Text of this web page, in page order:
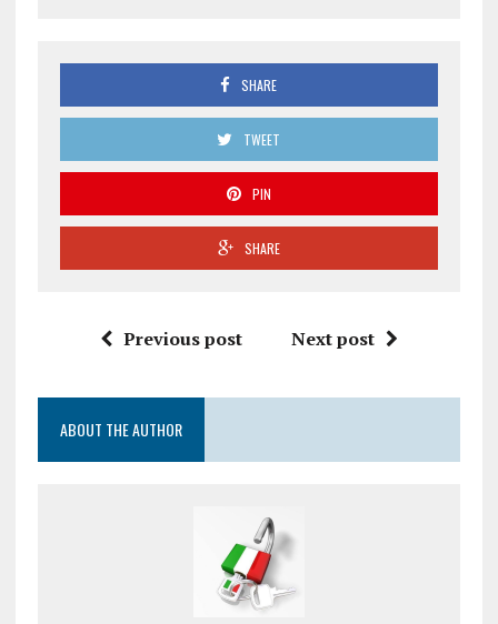
SHARE
TWEET
PIN
SHARE
Previous post Next post
ABOUT THE AUTHOR